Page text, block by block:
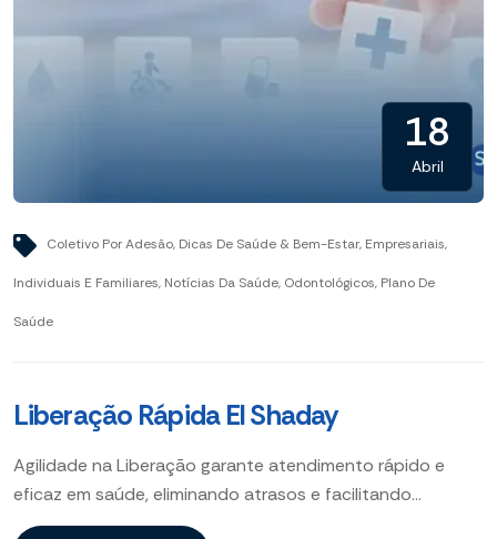
18
Abril
Coletivo Por Adesão, Dicas De Saúde & Bem-Estar, Empresariais,
Individuais E Familiares, Notícias Da Saúde, Odontológicos, Plano De
Saúde
Liberação Rápida El Shaday
Agilidade na Liberação garante atendimento rápido e
eficaz em saúde, eliminando atrasos e facilitando
intervenções imediatas em situações de urgência. Saúde,